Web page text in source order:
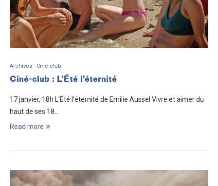
Archives - Ciné-club
Ciné-club : L’Été l’éternité
17 janvier, 18h L’Été l’éternité de Emilie Aussel Vivre et aimer du
haut de ses 18…
Read more